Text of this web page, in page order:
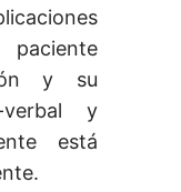
y su
y
está